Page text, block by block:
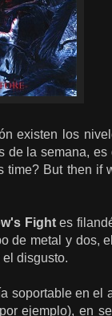
existen los
la semana, es
But then if
Fightes
de metal y dos,
disgusto.
soportable en el
ejemplo), en